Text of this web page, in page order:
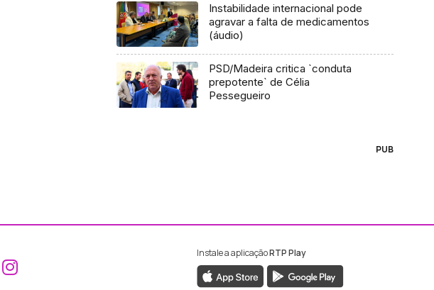
Instabilidade internacional pode
agravar a falta de medicamentos
(áudio)
PSD/Madeira critica `conduta
prepotente` de Célia
Pessegueiro
PUB
Aceder ao Facebook da RTP Madeira
Aceder ao Instagram da RTP Madeira
Instale a aplicaçãoRTP Play